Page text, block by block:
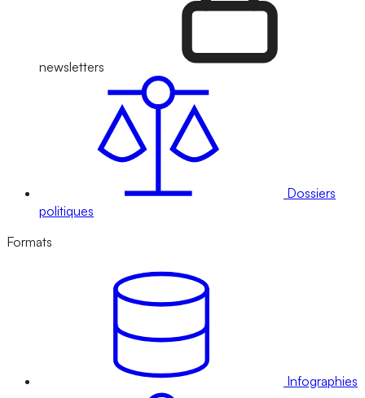
newsletters
Dossiers
politiques
Formats
Infographies